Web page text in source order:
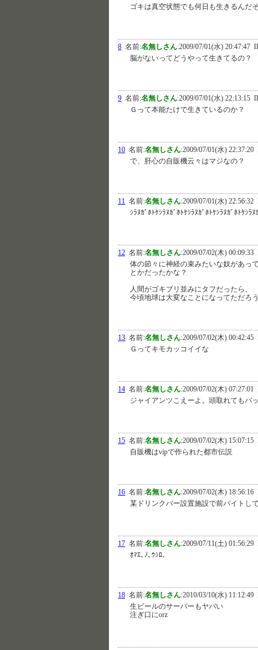
ゴキは真空状態でも何日も生きるんだ
8 名前:名無しさん:2009/07/01(水) 20:47:47
脳がないってどうやって生きてるの？
9 名前:名無しさん:2009/07/01(水) 22:13:15
Ｇって本能たけで生きているのか？
10 名前:名無しさん:2009/07/01(水) 22:37:20
で、肝心の自販機云々はマジなの？
11 名前:名無しさん:2009/07/01(水) 22:56:32
ｼﾗﾇｶﾞﾎﾄｹｼﾗﾇｶﾞﾎﾄｹｼﾗﾇｶﾞﾎﾄｹｼﾗﾇｶﾞﾎﾄｹｼ
12 名前:名無しさん:2009/07/02(木) 00:09:33
体の節々に神経の束みたいな奴があっ
とかだったかな？
人間がゴキブリ並みにタフだったら、
今頃地球は大変なことになってただろう
13 名前:名無しさん:2009/07/02(木) 00:42:45
Ｇってキモカッコイイな
14 名前:名無しさん:2009/07/02(木) 07:27:01
ジャイアンツこえーよ。頭取れてもバ
15 名前:名無しさん:2009/07/02(木) 15:07:15
自販機はvipで作られた都市伝説
16 名前:名無しさん:2009/07/02(木) 18:56:16
某ドリンクバー設置施設で前バイトし
17 名前:名無しさん:2009/07/11(土) 01:56:29
ｵﾏｴ､ﾉ､ｳｼﾛ､
18 名前:名無しさん:2010/03/10(水) 11:12:49
生ビールのサーバーもヤバい
注ぎ口にorz